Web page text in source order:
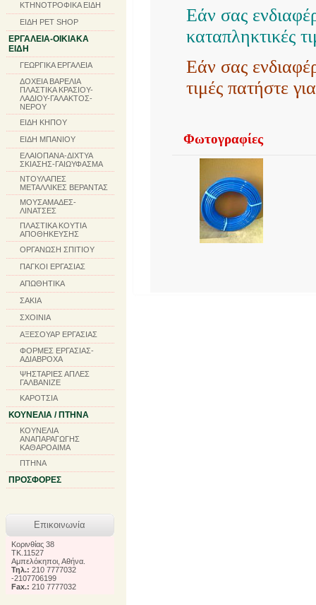
ΚΤΗΝΟΤΡΟΦΙΚΑ ΕΙΔΗ
ΕΙΔΗ PET SHOP
ΕΡΓΑΛΕΙΑ-ΟΙΚΙΑΚΑ
ΕΙΔΗ
ΓΕΩΡΓΙΚΑ ΕΡΓΑΛΕΙΑ
ΔΟΧΕΙΑ ΒΑΡΕΛΙΑ
ΠΛΑΣΤΙΚΑ ΚΡΑΣΙΟΥ-
ΛΑΔΙΟΥ-ΓΑΛΑΚΤΟΣ-
ΝΕΡΟΥ
ΕΙΔΗ ΚΗΠΟΥ
ΕΙΔΗ ΜΠΑΝΙΟΥ
ΕΛΑΙΟΠΑΝΑ-ΔΙΧΤΥΑ
ΣΚΙΑΣΗΣ-ΓΑΙΩΥΦΑΣΜΑ
ΝΤΟΥΛΑΠΕΣ
ΜΕΤΑΛΛΙΚΕΣ ΒΕΡΑΝΤΑΣ
ΜΟΥΣΑΜΑΔΕΣ-
ΛΙΝΑΤΣΕΣ
ΠΛΑΣΤΙΚΑ ΚΟΥΤΙΑ
ΑΠΟΘΗΚΕΥΣΗΣ
ΟΡΓΑΝΩΣΗ ΣΠΙΤΙΟΥ
ΠΑΓΚΟΙ ΕΡΓΑΣΙΑΣ
ΑΠΩΘΗΤΙΚΑ
ΣΑΚΙΑ
ΣΧΟΙΝΙΑ
ΑΞΕΣΟΥΑΡ ΕΡΓΑΣΙΑΣ
ΦΟΡΜΕΣ ΕΡΓΑΣΙΑΣ-
ΑΔΙΑΒΡΟΧΑ
ΨΗΣΤΑΡΙΕΣ ΑΠΛΕΣ
ΓΑΛΒΑΝΙΖΕ
ΚΑΡΟΤΣΙΑ
ΚΟΥΝΕΛΙΑ / ΠΤΗΝΑ
ΚΟΥΝΕΛΙΑ
ΑΝΑΠΑΡΑΓΩΓΗΣ
ΚΑΘΑΡΟΑΙΜΑ
ΠΤΗΝΑ
ΠΡΟΣΦΟΡΕΣ
Επικοινωνία
Κορινθίας 38
TK.11527
Αμπελόκηποι, Αθήνα.
Τηλ.: 210 7777032
-2107706199
Fax.: 210 7777032
Εάν σας
καταπληκτικές
Εάν σας
τιμές πατήστε
Φωτογραφίες